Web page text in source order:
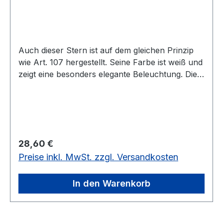
Auch dieser Stern ist auf dem gleichen Prinzip
wie Art. 107 hergestellt. Seine Farbe ist weiß und
zeigt eine besonders elegante Beleuchtung. Die
Regulärer Preis:
28,60 €
Preise inkl. MwSt. zzgl. Versandkosten
In den Warenkorb